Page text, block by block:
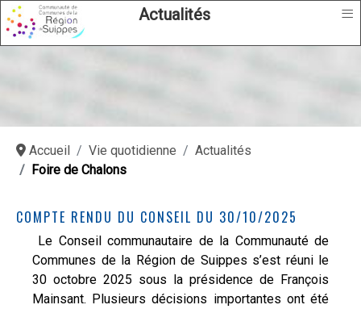
Actualités ≡
Accueil Vie quotidienne
Actualités
Foire de Chalons
COMPTE RENDU DU CONSEIL DU 30/10/2025
Le Conseil communautaire de la Communauté de
Communes de la Région de Suippes s’est réuni le
30 octobre 2025 sous la présidence de François
Mainsant. Plusieurs décisions importantes ont été